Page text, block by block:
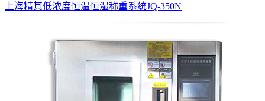
上海精其低浓度恒温恒湿称重系统JQ-350N